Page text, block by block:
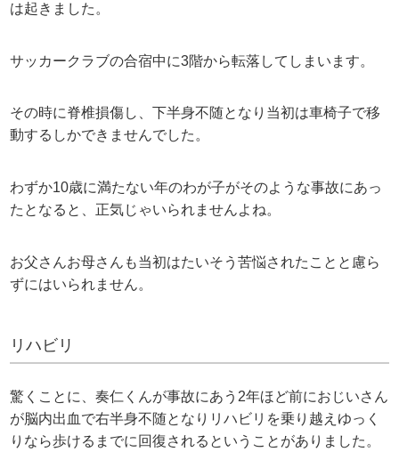
は起きました。
サッカークラブの合宿中に3階から転落してしまいます。
その時に脊椎損傷し、下半身不随となり当初は車椅子で移
動するしかできませんでした。
わずか10歳に満たない年のわが子がそのような事故にあっ
たとなると、正気じゃいられませんよね。
お父さんお母さんも当初はたいそう苦悩されたことと慮ら
ずにはいられません。
リハビリ
驚くことに、奏仁くんが事故にあう2年ほど前におじいさん
が脳内出血で右半身不随となりリハビリを乗り越えゆっく
りなら歩けるまでに回復されるということがありました。